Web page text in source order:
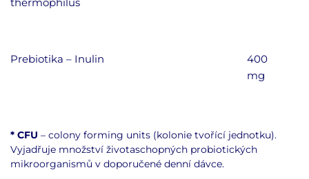
Prebiotika – Inulin
400
mg
* CFU – colony forming units (kolonie tvořící jednotku).
Vyjadřuje množství životaschopných probiotických
mikroorganismů v doporučené denní dávce.